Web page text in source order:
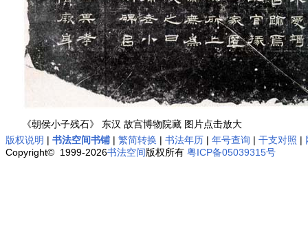
《朝侯小子残石》 东汉 故宫博物院藏 图片点击放大
版权说明 | 书法空间书铺 | 繁简转换 | 书法年历 | 年号查询 | 干支对照 |
Copyright© 1999-2026书法空间版权所有 粤ICP备05039315号